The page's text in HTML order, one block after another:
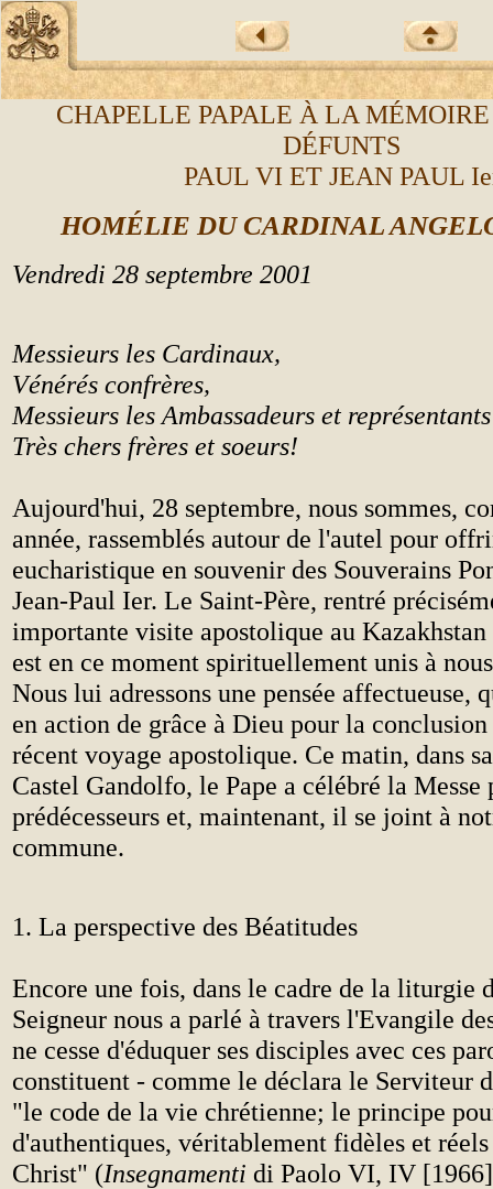
CHAPELLE PAPALE À LA MÉMOIRE
DÉFUNTS
PAUL VI ET JEAN PAUL
HOMÉLIE DU CARDINAL
Vendredi 28 septembre 2001
Messieurs les Cardinaux,
Vénérés confrères,
Messieurs les Ambassadeurs et
Très chers frères et soeurs!
Aujourd'hui, 28 septembre, nous sommes,
année, rassemblés autour de l'autel pour
eucharistique en souvenir des Souverains
Jean-Paul Ier. Le Saint-Père, rentré
importante visite apostolique au
est en ce moment spirituellement unis à
Nous lui adressons une pensée affectueuse,
en action de grâce à Dieu pour la
récent voyage apostolique. Ce matin, dans
Castel Gandolfo, le Pape a célébré la Messe
prédécesseurs et, maintenant, il se joint à
commune.
1. La perspective des Béatitudes
Encore une fois, dans le cadre de la liturgie
Seigneur nous a parlé à travers l'Evangile
ne cesse d'éduquer ses disciples avec ces
constituent - comme le déclara le Serviteur
"le code de la vie chrétienne; le principe
d'authentiques, véritablement fidèles et
Christ" (Insegnamenti di Paolo VI, IV